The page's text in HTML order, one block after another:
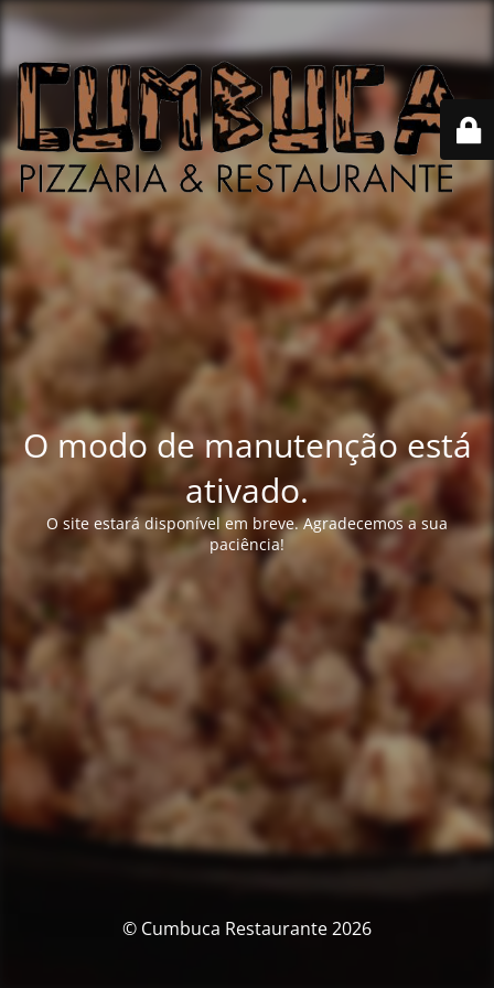
O modo de manutenção está
ativado.
O site estará disponível em breve. Agradecemos a sua
paciência!
© Cumbuca Restaurante 2026